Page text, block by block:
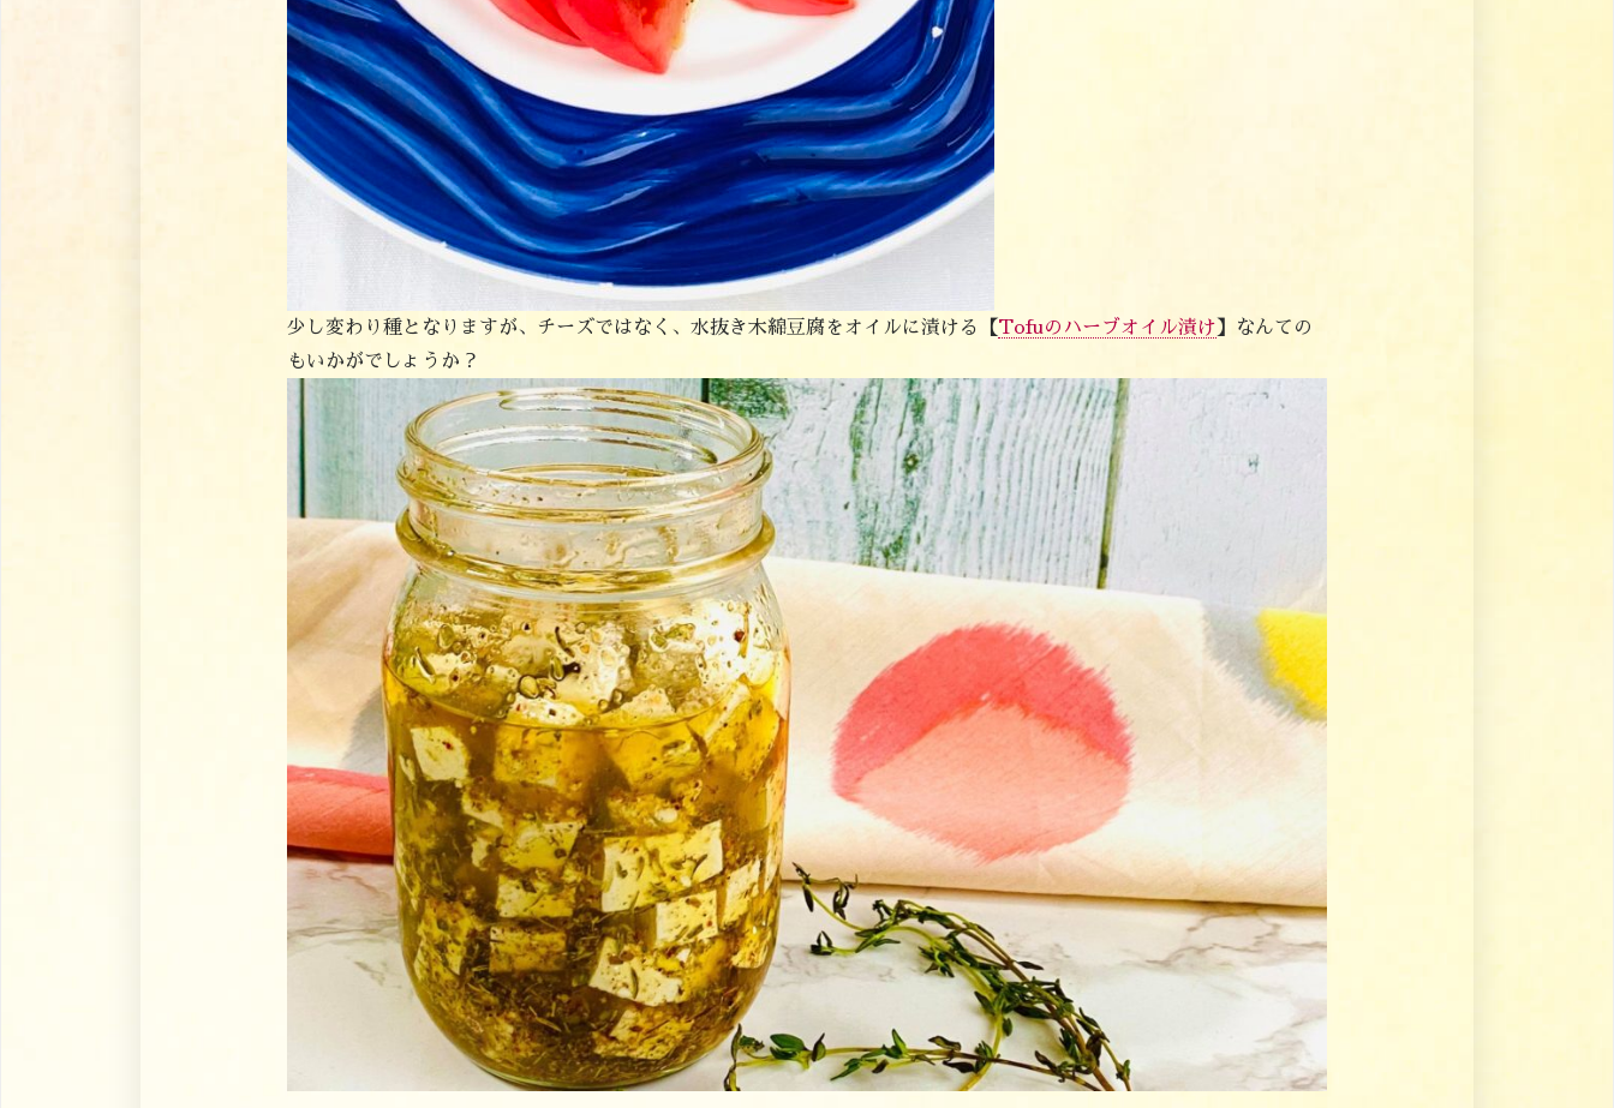
少し変わり種となりますが、チーズではなく、水抜き木綿豆腐をオイルに漬ける 【Tofuのハーブオイル漬け】
なんての
もいかがでしょうか？